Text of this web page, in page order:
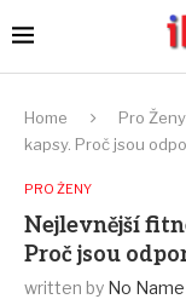
Home Pro Ženy
kapsy. Proč jsou
PRO ŽENY
Nejlevnější
Proč jsou
written by No Name